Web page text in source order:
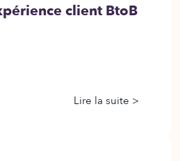
client BtoB
Lire la suite >